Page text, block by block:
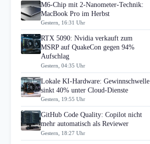
M6-Chip mit 2-Nanometer-Technik:
MacBook Pro im Herbst
Gestern, 16:31 Uhr
RTX 5090: Nvidia verkauft zum
MSRP auf QuakeCon gegen 94%
Aufschlag
Gestern, 04:35 Uhr
Lokale KI-Hardware: Gewinnschwelle
sinkt 40% unter Cloud-Dienste
Gestern, 19:55 Uhr
GitHub Code Quality: Copilot nicht
mehr automatisch als Reviewer
Gestern, 18:27 Uhr